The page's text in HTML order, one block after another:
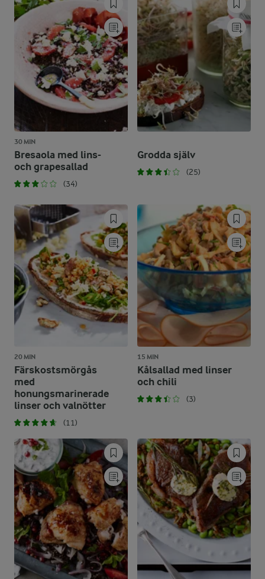
30 MIN
Bresaola med lins-
och grapesallad
(34)
Grodda själv
(25)
20 MIN
Färskostsmörgås
med
honungsmarinerade
linser och valnötter
(11)
15 MIN
Kålsallad med linser
och chili
(3)